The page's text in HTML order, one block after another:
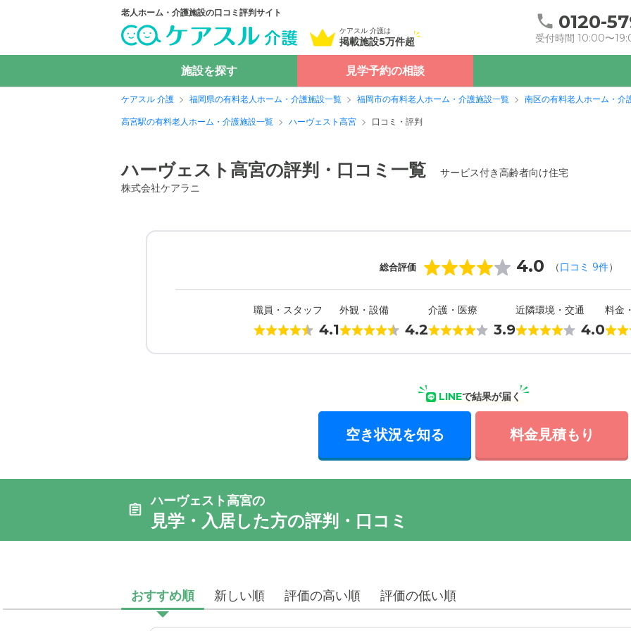
老人ホーム・介護施設の口コミ評判サイト
ケアスル 介護は
掲載施設5万件超
0120-
受付時間 10:00〜
施設を探す 見学予約の相談
ケアスル 介護 福岡県の有料老人ホーム・介護施設一覧 福岡市の有料老人ホーム・介護施設一覧 南区の有料老人ホーム・介
高宮駅の有料老人ホーム・介護施設一覧 ハーヴェスト高宮 口コミ・評判
ハーヴェスト高宮の評判・口コミ一覧
サービス付き高齢者向け住宅
株式会社ケアラニ
総合評価 4.0 （口コミ 9件）
職員・スタッフ
4.1
外観・設備
4.2
介護・医療
3.9
近隣環境・交通
4.0
料金
LINEで結果が届く
空き状況を知る 料金見積もり
ハーヴェスト高宮の
見学・入居した方の評判・口コミ
おすすめ順 新しい順 評価の高い順 評価の低い順